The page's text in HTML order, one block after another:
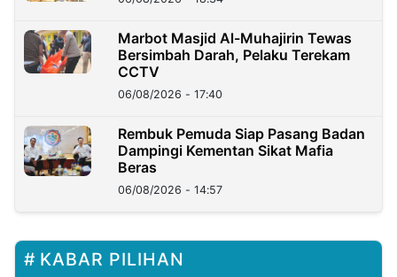
Marbot Masjid Al-Muhajirin Tewas
Bersimbah Darah, Pelaku Terekam
CCTV
06/08/2026 - 17:40
Rembuk Pemuda Siap Pasang Badan
Dampingi Kementan Sikat Mafia
Beras
06/08/2026 - 14:57
KABAR PILIHAN